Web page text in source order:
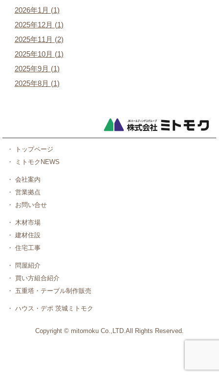
2026年1月 (1)
2025年12月 (1)
2025年11月 (2)
2025年10月 (1)
2025年9月 (1)
2025年8月 (1)
・
トップページ
・
ミトモクNEWS
・ 会社案内
・ 営業拠点
・
お問い合せ
・
木材市場
・ 建材住設
・ 住宅工事
・ 問屋紹介
・
買い方組合紹介
・ 五重塔・テーブル制作販売
・ ハウス・デポ 茨城ミトモク
Copyright © mitomoku Co.,LTD.All Rights Reserved.